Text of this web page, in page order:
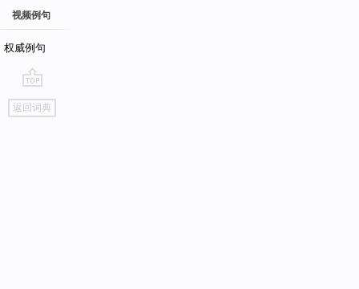
视频例句
权威例句
go
top
返回词典